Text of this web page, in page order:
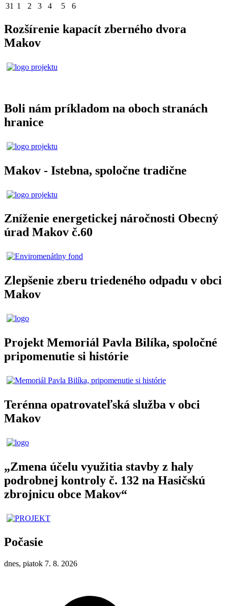
31 1 2 3 4 5 6
Rozšírenie kapacít zberného dvora
Makov
Boli nám príkladom na oboch stranách
hranice
Makov - Istebna, spoločne tradične
Zníženie energetickej náročnosti Obecný
úrad Makov č.60
Zlepšenie zberu triedeného odpadu v obci
Makov
Projekt Memoriál Pavla Bilíka, spoločné
pripomenutie si histórie
Terénna opatrovateľská služba v obci
Makov
„Zmena účelu využitia stavby z haly
podrobnej kontroly č. 132 na Hasičskú
zbrojnicu obce Makov“
Počasie
dnes, piatok 7. 8. 2026